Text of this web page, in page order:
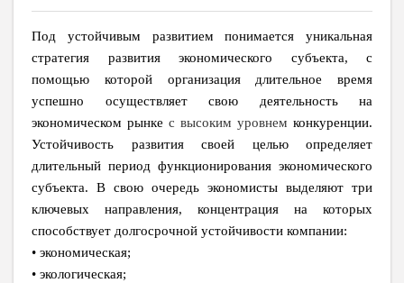
Под устойчивым развитием понимается уникальная
стратегия развития экономического субъекта, с
помощью которой организация длительное время
успешно осуществляет свою деятельность на
экономическом рынке с высоким уровнем конкуренции.
Устойчивость развития своей целью определяет
длительный период функционирования экономического
субъекта. В свою очередь экономисты выделяют три
ключевых направления, концентрация на которых
способствует долгосрочной устойчивости компании:
• экономическая;
• экологическая;